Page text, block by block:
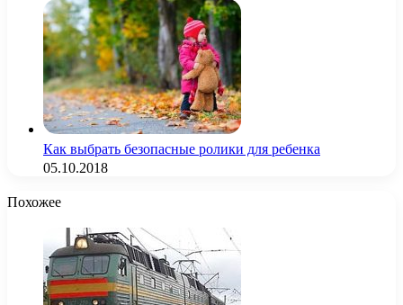
Как выбрать безопасные ролики для ребенка
05.10.2018
Похожее